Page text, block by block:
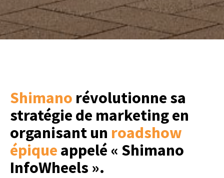
Shimano révolutionne sa
stratégie de marketing en
organisant un roadshow
épique appelé « Shimano
InfoWheels ».